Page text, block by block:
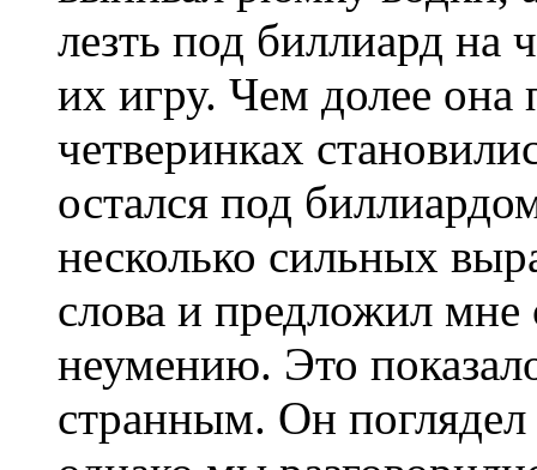
лезть под биллиард на
их игру. Чем долее она
четверинках
остался под
несколько сильных
слова и предложил мне
неумению. Это
странным. Он